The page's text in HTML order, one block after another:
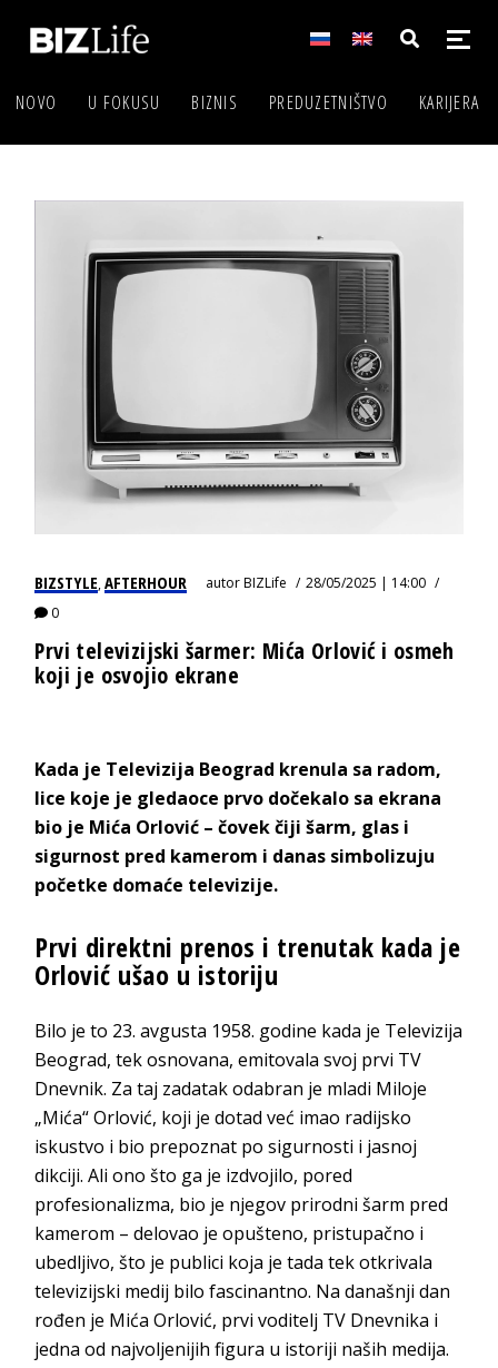
NOVO U FOKUSU BIZNIS PREDUZETNIŠTVO KARIJERA
BIZSTYLE,AFTERHOUR autorBIZLife
28/05/2025 | 14:00
0
Prvi televizijski šarmer: Mića Orlović i osmeh
koji je osvojio ekrane
Kada je Televizija Beograd krenula sa radom,
lice koje je gledaoce prvo dočekalo sa ekrana
bio je Mića Orlović – čovek čiji šarm, glas i
sigurnost pred kamerom i danas simbolizuju
početke domaće televizije.
Prvi direktni prenos i trenutak kada je
Orlović ušao u istoriju
Bilo je to 23. avgusta 1958. godine kada je Televizija
Beograd, tek osnovana, emitovala svoj prvi TV
Dnevnik. Za taj zadatak odabran je mladi Miloje
„Mića“ Orlović, koji je dotad već imao radijsko
iskustvo i bio prepoznat po sigurnosti i jasnoj
dikciji. Ali ono što ga je izdvojilo, pored
profesionalizma, bio je njegov prirodni šarm pred
kamerom – delovao je opušteno, pristupačno i
ubedljivo, što je publici koja je tada tek otkrivala
televizijski medij bilo fascinantno. Na današnji dan
rođen je Mića Orlović, prvi voditelj TV Dnevnika i
jedna od najvoljenijih figura u istoriji naših medija.